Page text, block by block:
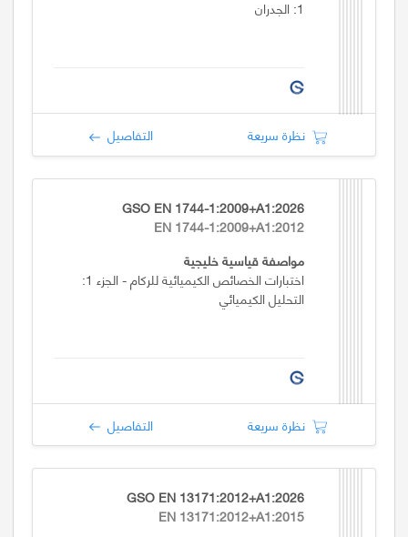
1: الجدران
نظرة سريعة التفاصيل
GSO EN 1744-1:2009+A1:2026
EN 1744-1:2009+A1:2012
مواصفة قياسية خليجية
اختبارات الخصائص الكيميائية للركام - الجزء 1:
التحليل الكيميائي
نظرة سريعة التفاصيل
GSO EN 13171:2012+A1:2026
EN 13171:2012+A1:2015